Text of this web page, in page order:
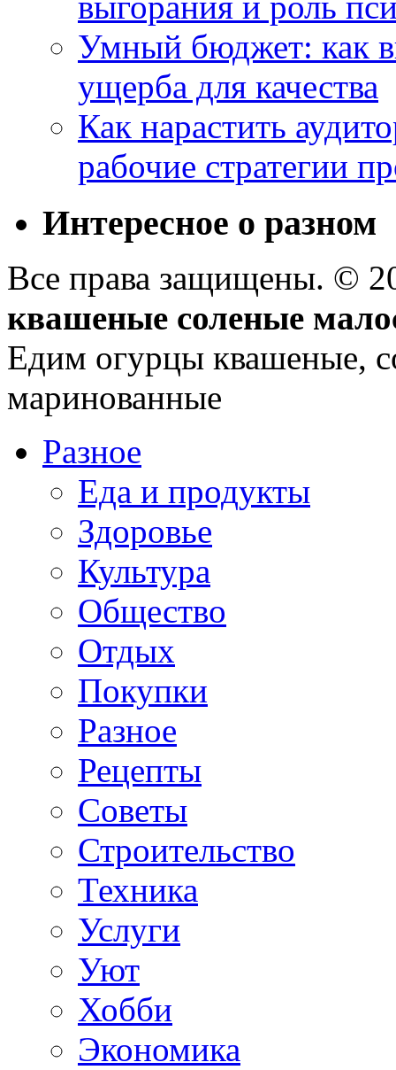
Умный бюджет: как
ущерба для качества
Как нарастить
рабочие стратегии
Интересное о разном
Все права защищены. ©
квашеные соленые
Едим огурцы квашеные,
маринованные
Разное
Еда и продукты
Здоровье
Культура
Общество
Отдых
Покупки
Разное
Рецепты
Советы
Строительство
Техника
Услуги
Уют
Хобби
Экономика